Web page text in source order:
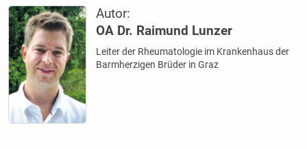
Autor:
OA Dr. Raimund Lunzer
Leiter der Rheumatologie im Krankenhaus der
Barmherzigen Brüder in Graz